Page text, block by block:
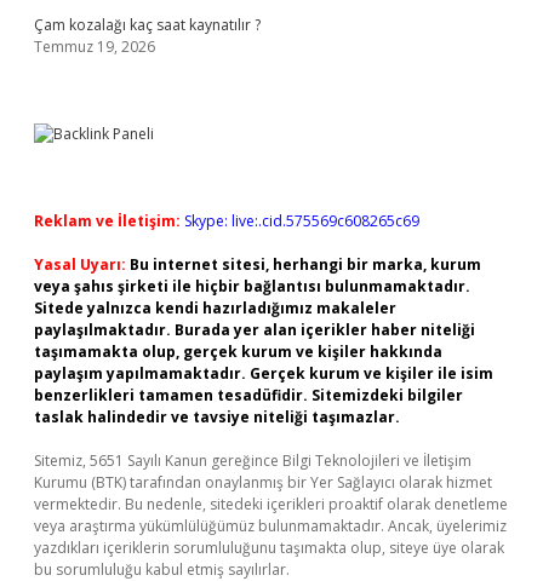
Çam kozalağı kaç saat kaynatılır ?
Temmuz 19, 2026
Reklam ve İletişim: Skype: live:.cid.575569c608265c69
Yasal Uyarı: Bu internet sitesi, herhangi bir marka, kurum
veya şahıs şirketi ile hiçbir bağlantısı bulunmamaktadır.
Sitede yalnızca kendi hazırladığımız makaleler
paylaşılmaktadır. Burada yer alan içerikler haber niteliği
taşımamakta olup, gerçek kurum ve kişiler hakkında
paylaşım yapılmamaktadır. Gerçek kurum ve kişiler ile isim
benzerlikleri tamamen tesadüfidir. Sitemizdeki bilgiler
taslak halindedir ve tavsiye niteliği taşımazlar.
Sitemiz, 5651 Sayılı Kanun gereğince Bilgi Teknolojileri ve İletişim
Kurumu (BTK) tarafından onaylanmış bir Yer Sağlayıcı olarak hizmet
vermektedir. Bu nedenle, sitedeki içerikleri proaktif olarak denetleme
veya araştırma yükümlülüğümüz bulunmamaktadır. Ancak, üyelerimiz
yazdıkları içeriklerin sorumluluğunu taşımakta olup, siteye üye olarak
bu sorumluluğu kabul etmiş sayılırlar.